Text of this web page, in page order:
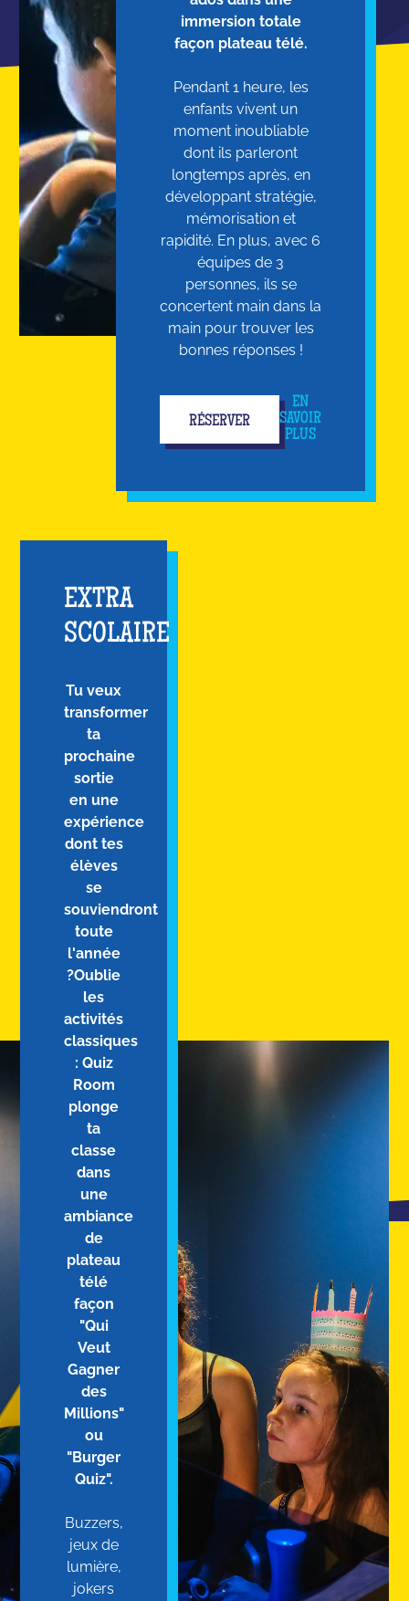
immersion totale
façon plateau télé.
Pendant 1 heure, les
enfants vivent un
moment inoubliable
dont ils parleront
longtemps après, en
développant stratégie,
mémorisation et
rapidité. En plus, avec 6
équipes de 3
personnes, ils se
concertent main dans la
main pour trouver les
bonnes réponses !
RÉSERVER
EN
SAVOIR
PLUS
EXTRA
SCOLAIRE
Tu veux
transformer
ta
prochaine
sortie
en une
expérience
dont tes
élèves
se
souviendront
toute
l'année
?Oublie
les
activités
classiques
: Quiz
Room
plonge
ta
classe
dans
une
ambiance
de
plateau
télé
façon
"Qui
Veut
Gagner
des
Millions"
ou
"Burger
Quiz".
Buzzers,
jeux de
lumière,
jokers